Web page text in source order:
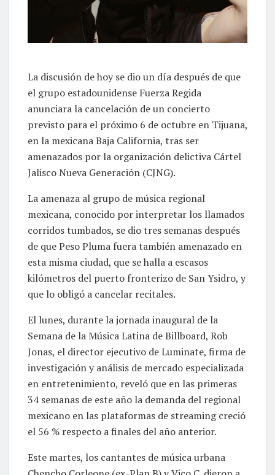
La discusión de hoy se dio un día después de que
el grupo estadounidense Fuerza Regida
anunciara la cancelación de un concierto
previsto para el próximo 6 de octubre en Tijuana,
en la mexicana Baja California, tras ser
amenazados por la organización delictiva Cártel
Jalisco Nueva Generación (CJNG).
La amenaza al grupo de música regional
mexicana, conocido por interpretar los llamados
corridos tumbados, se dio tres semanas después
de que Peso Pluma fuera también amenazado en
esta misma ciudad, que se halla a escasos
kilómetros del puerto fronterizo de San Ysidro, y
que lo obligó a cancelar recitales.
El lunes, durante la jornada inaugural de la
Semana de la Música Latina de Billboard, Rob
Jonas, el director ejecutivo de Luminate, firma de
investigación y análisis de mercado especializada
en entretenimiento, reveló que en las primeras
34 semanas de este año la demanda del regional
mexicano en las plataformas de streaming creció
el 56 % respecto a finales del año anterior.
Este martes, los cantantes de música urbana